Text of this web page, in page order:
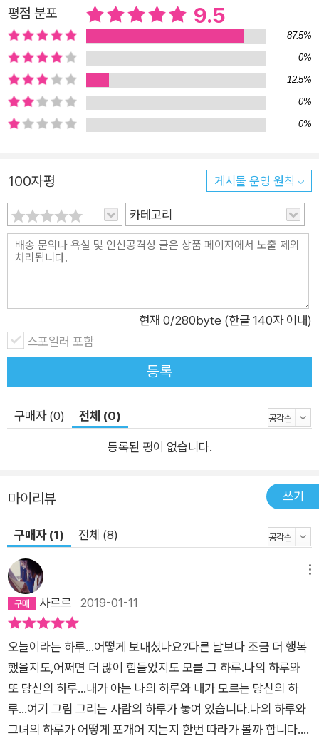
같은 메모들은 이 그림이 매일매일 조금씩 꾸준히 그려졌다는 걸
보여 주지요. 그 멋진 ‘하루들’이 모여 바로 우리가 보는 이 책, 멋
진 작품이 된 것이겠지요. 여러분의 시간도 차곡차곡 쌓여 ‘나’를
가장 나답게, 원하는 모습으로 만들어 주겠지요? 이 이야기가 그
모든 하루를 응원해 줄 수 있으면 좋겠습니다.
평점 분포 9.5
87.5%
0%
12.5%
0%
0%
100자평 게시물 운영 원칙
카테고리
현재 0/280byte (한글 140자 이내)
스포일러 포함
등록
구매자 (0) 전체 (0)
등록된 평이 없습니다.
마이리뷰 쓰기
구매자 (1) 전체 (8)
사르르 2019-01-11
오늘이라는 하루...어떻게 보내셨나요?다른 날보다 조금 더 행복
했을지도,어쩌면 더 많이 힘들었지도 모를 그 하루.나의 하루와
또 당신의 하루...내가 아는 나의 하루와 내가 모르는 당신의 하
루...여기 그림 그리는 사람의 하루가 놓여 있습니다.나의 하루와
그녀의 하루가 어떻게 포개어 지는지 한번 따라가 볼까 합니다.​출